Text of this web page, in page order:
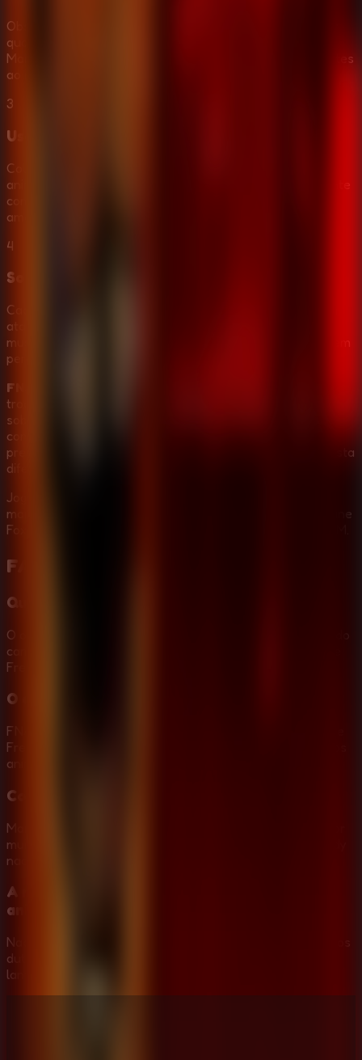
Observe os dutos esquerdo e direito, e ilumine o corredor
quando houver perigo a frente. Toy Bonnie, Toy Chica,
Mangle, Foxy e outros podem pressionar angulos diferentes
ao mesmo tempo.
3
Use a mascara no segundo certo
Coloque a mascara de Freddy assim que muitos
animatronicos aparecerem na sala ou nos dutos. Nao conte
com ela para Withered Foxy ou o Puppet, porque essas
ameacas exigem lanterna ou controle da caixa musical.
4
Sobreviva ate 6 AM
Cada noite termina as 6 AM. As noites avancadas trazem
ataques mais rapidos, entao crie um ritmo: camera, caixa
musical, lanterna no corredor, dutos, mascara e repetir sem
perder o foco.
FNAF 2 (Five Nights at Freddy's 2)
troca a defesa simples com portas por um ciclo de
sobrevivencia mais rapido. A caixa musical exige atencao
constante, a mascara testa reflexos, a lanterna cria
pressao de recurso e cada animatronico pede uma resposta
diferente.
Jogue
mantenha a caixa musical, use a mascara de Freddy, ilumine
Foxy e veja se consegue sobreviver a cada turno ate 6 AM.
FAQ de
Qual e o objetivo em FNAF 2?
O objetivo e sobreviver a cada turno ate 6 AM monitorando
cameras, mantendo a caixa musical, usando a mascara de
Freddy, verificando dutos e afastando os animatronicos.
O que muda em Five Nights at Freddy's 2?
FNAF 2 remove as portas da sala e adiciona a mascara de
Freddy, a caixa musical, mais pressao nas cameras e novos
animatronicos Toy junto dos personagens Withered.
Como parar o Puppet em FNAF 2?
Mantenha a caixa musical ativa na Cam 11. Se ela parar por
muito tempo, o Puppet pode atacar, e a mascara de Freddy
nao protege contra ele.
A mascara de Freddy funciona em todos os
animatronicos?
Nao. A mascara ajuda contra muitas ameacas da sala e dos
dutos, mas Withered Foxy precisa ser controlado com a
lanterna e o Puppet exige a caixa musical.